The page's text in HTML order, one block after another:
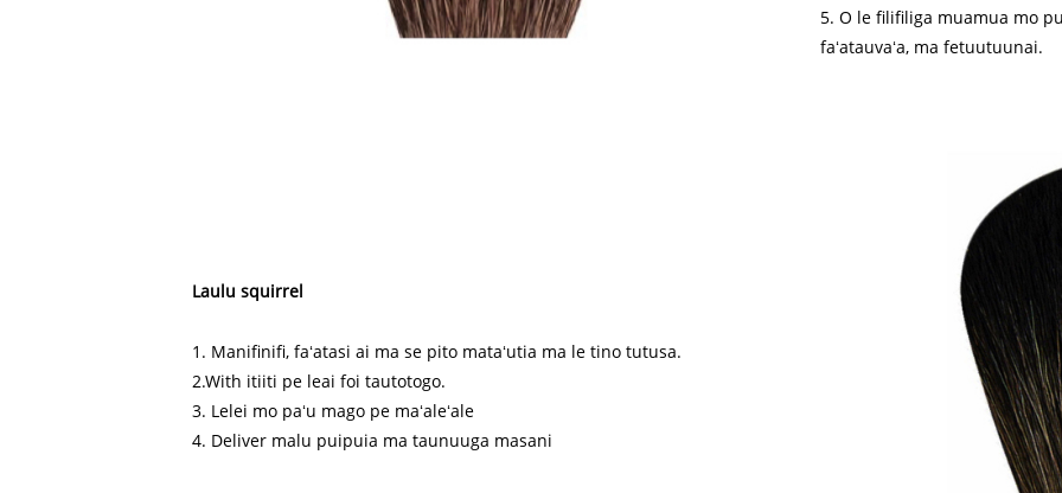
5. O le filifiliga muamua mo
faʻatauvaʻa, ma fetuutuunai.
Laulu squirrel
1. Manifinifi, faʻatasi ai ma se pito mataʻutia ma le tino tutusa.
2.With itiiti pe leai foi tautotogo.
3. Lelei mo paʻu mago pe maʻaleʻale
4. Deliver malu puipuia ma taunuuga masani